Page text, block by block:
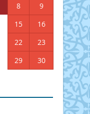
8
9
15
16
22
23
29
30